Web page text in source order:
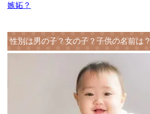
嫉妬？
性別は男の子？女の子？子供の名前は？